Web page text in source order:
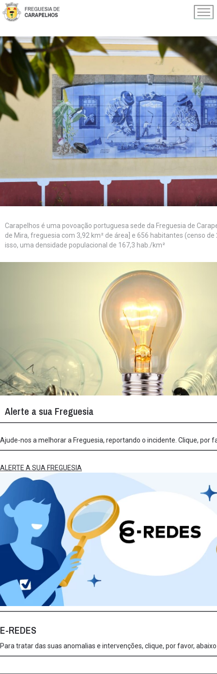
Carapelhos é uma povoação portuguesa sede da Freguesia de
de Mira, freguesia com 3,92 km² de área] e 656 habitantes (censo de
isso, uma densidade populacional de 167,3 hab./km²
Alerte a sua Freguesia
Ajude-nos a melhorar a Freguesia, reportando o incidente. Clique, por
ALERTE A SUA FREGUESIA
E-REDES
Para tratar das suas anomalias e intervenções, clique, por favor, abaixo